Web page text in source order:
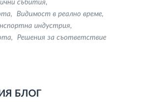
събития
Видимост в реално време
индустрия
Решения за съответствие
БЛОГ